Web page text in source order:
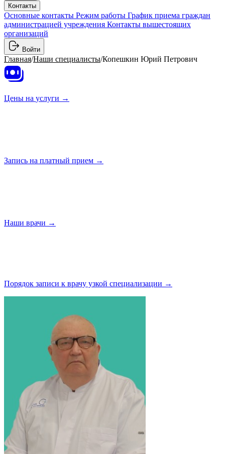
Контакты
Основные контакты Режим работы График приема граждан
администрацией учреждения Контакты вышестоящих
организаций
Войти
Главная/Наши специалисты/Копешкин Юрий Петрович
Цены на услуги →
Запись на платный прием →
Наши врачи →
Порядок записи к врачу узкой специализации →